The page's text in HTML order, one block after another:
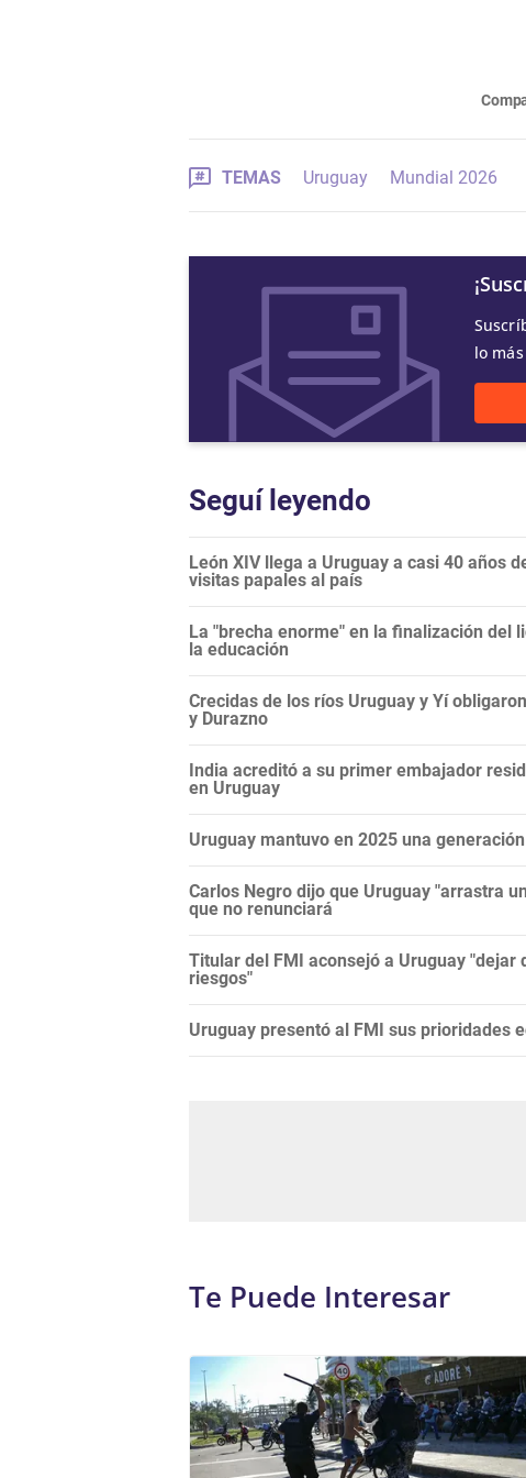
TEMAS Uruguay Mundial 2026
lo
Seguí leyendo
León XIV llega a Uruguay a casi 40 años
visitas papales al país
La "brecha enorme" en la finalización del
la educación
Crecidas de los ríos Uruguay y Yí
y Durazno
India acreditó a su primer embajador
en Uruguay
Uruguay mantuvo en 2025 una
Carlos Negro dijo que Uruguay "arrastra
que no renunciará
Titular del FMI aconsejó a Uruguay
riesgos"
Uruguay presentó al FMI sus prioridades
Te Puede Interesar